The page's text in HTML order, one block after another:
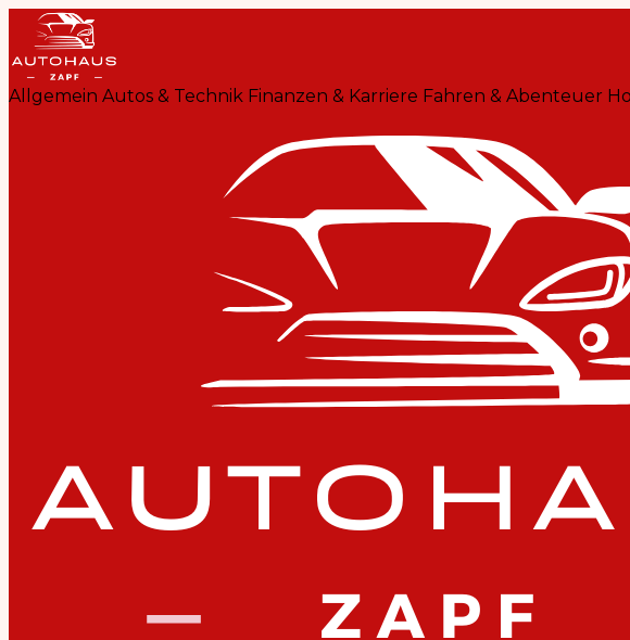
Allgemein Autos & Technik Finanzen & Karriere Fahren & Abenteuer